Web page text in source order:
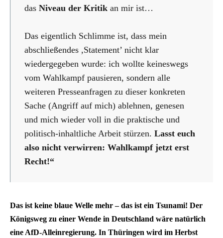
das Niveau der Kritik an mir ist…
Das eigentlich Schlimme ist, dass mein
abschließendes ,Statement’ nicht klar
wiedergegeben wurde: ich wollte keineswegs
vom Wahlkampf pausieren, sondern alle
weiteren Presseanfragen zu dieser konkreten
Sache (Angriff auf mich) ablehnen, genesen
und mich wieder voll in die praktische und
politisch-inhaltliche Arbeit stürzen. Lasst euch
also nicht verwirren: Wahlkampf jetzt erst
Recht!“
Das ist keine blaue Welle mehr – das ist ein Tsunami! Der
Königsweg zu einer Wende in Deutschland wäre natürlich
eine AfD-Alleinregierung. In Thüringen wird im Herbst